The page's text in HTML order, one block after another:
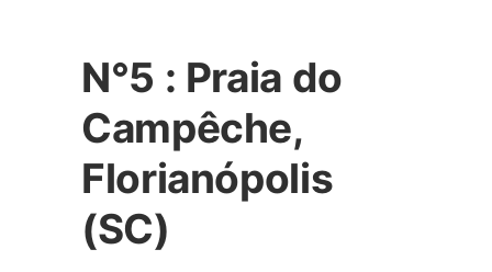
N°5 : Praia do
Campêche,
Florianópolis
(SC)